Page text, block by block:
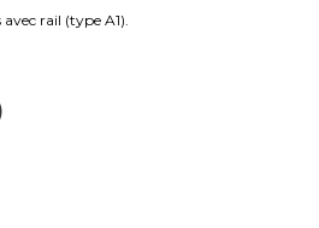
rail (type A1).